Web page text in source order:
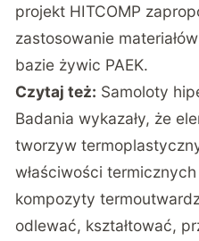
projekt HITCOMP
zastosowanie
bazie żywic PAEK.
Czytaj też: Samoloty
Badania wykazały, że
tworzyw
właściwości
kompozyty
odlewać, kształtować,